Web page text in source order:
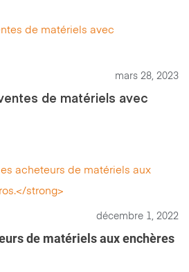
mars 28, 2023
de matériels avec
décembre 1, 2022
de matériels aux enchères